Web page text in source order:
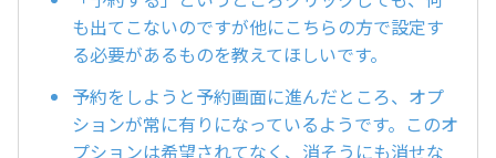
も出てこないのですが他にこちらの方で設定す
る必要があるものを教えてほしいです。
予約をしようと予約画面に進んだところ、オプ
ションが常に有りになっているようです。このオ
プションは希望されてなく、消そうにも消せな